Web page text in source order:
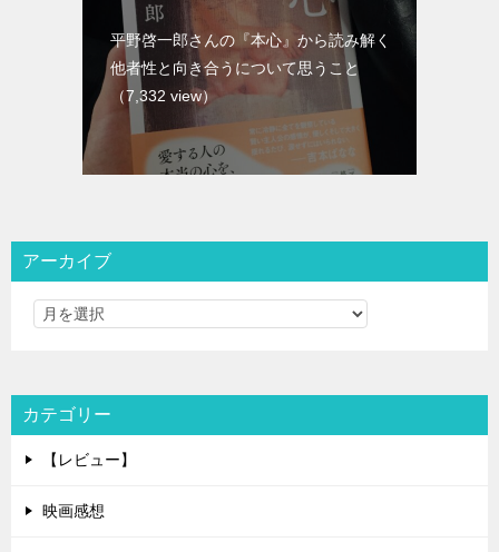
平野啓一郎さんの『本心』から読み解く
他者性と向き合うについて思うこと
（7,332 view）
アーカイブ
カテゴリー
【レビュー】
映画感想